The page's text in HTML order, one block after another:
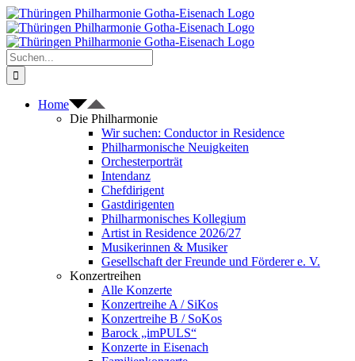
Zum
Inhalt
springen
Suche
nach:
Home
Die Philharmonie
Wir suchen: Conductor in Residence
Philharmonische Neuigkeiten
Orchesterporträt
Intendanz
Chefdirigent
Gastdirigenten
Philharmonisches Kollegium
Artist in Residence 2026/27
Musikerinnen & Musiker
Gesellschaft der Freunde und Förderer e. V.
Konzertreihen
Alle Konzerte
Konzertreihe A / SiKos
Konzertreihe B / SoKos
Barock „imPULS“
Konzerte in Eisenach